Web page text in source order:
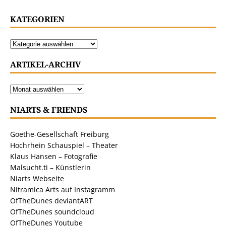
KATEGORIEN
ARTIKEL-ARCHIV
NIARTS & FRIENDS
Goethe-Gesellschaft Freiburg
Hochrhein Schauspiel – Theater
Klaus Hansen – Fotografie
Malsucht.ti – Künstlerin
Niarts Webseite
Nitramica Arts auf Instagramm
OfTheDunes deviantART
OfTheDunes soundcloud
OfTheDunes Youtube